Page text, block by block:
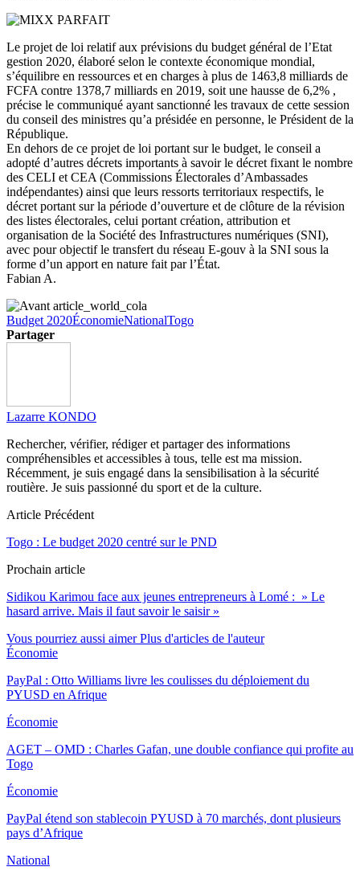
Le projet de loi relatif aux prévisions du budget général de l’Etat
gestion 2020, élaboré selon le contexte économique mondial,
s’équilibre en ressources et en charges à plus de 1463,8 milliards de
FCFA contre 1378,7 milliards en 2019, soit une hausse de 6,2% ,
précise le communiqué ayant sanctionné les travaux de cette session
du conseil des ministres qu’a présidée en personne, le Président de la
République.
En dehors de ce projet de loi portant sur le budget, le conseil a
adopté d’autres décrets importants à savoir le décret fixant le nombre
des CELI et CEA (Commissions Électorales d’Ambassades
indépendantes) ainsi que leurs ressorts territoriaux respectifs, le
décret portant sur la période d’ouverture et de clôture de la révision
des listes électorales, celui portant création, attribution et
organisation de la Société des Infrastructures numériques (SNI),
avec pour objectif le transfert du réseau E-gouv à la SNI sous la
forme d’un apport en nature fait par l’État.
Fabian A.
Budget 2020ÉconomieNationalTogo
Partager
Lazarre KONDO
Rechercher, vérifier, rédiger et partager des informations
compréhensibles et accessibles à tous, telle est ma mission.
Récemment, je suis engagé dans la sensibilisation à la sécurité
routière. Je suis passionné du sport et de la culture.
Article Précédent
Togo : Le budget 2020 centré sur le PND
Prochain article
Sidikou Karimou face aux jeunes entrepreneurs à Lomé : » Le
hasard arrive. Mais il faut savoir le saisir »
Vous pourriez aussi aimer Plus d'articles de l'auteur
Économie
PayPal : Otto Williams livre les coulisses du déploiement du
PYUSD en Afrique
Économie
AGET – OMD : Charles Gafan, une double confiance qui profite au
Togo
Économie
PayPal étend son stablecoin PYUSD à 70 marchés, dont plusieurs
pays d’Afrique
National